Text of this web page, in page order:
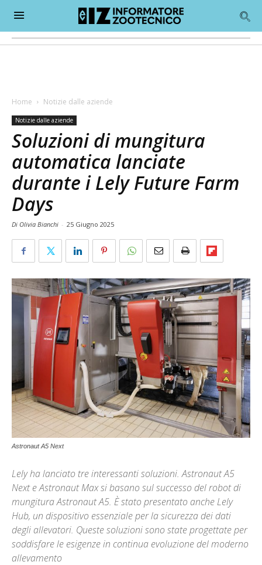
Home Notizie dalle aziende
Notizie dalle aziende
Soluzioni di mungitura
automatica lanciate
durante i Lely Future Farm
Days
Di Olivia Bianchi - 25 Giugno 2025
Astronaut A5 Next
Lely ha lanciato tre interessanti soluzioni. Astronaut A5
Next e Astronaut Max si basano sul successo del robot di
mungitura Astronaut A5. È stato presentato anche Lely
Hub, un dispositivo essenziale per la sicurezza dei dati
degli allevatori. Queste soluzioni sono state progettate per
soddisfare le esigenze in continua evoluzione del moderno
allevamento